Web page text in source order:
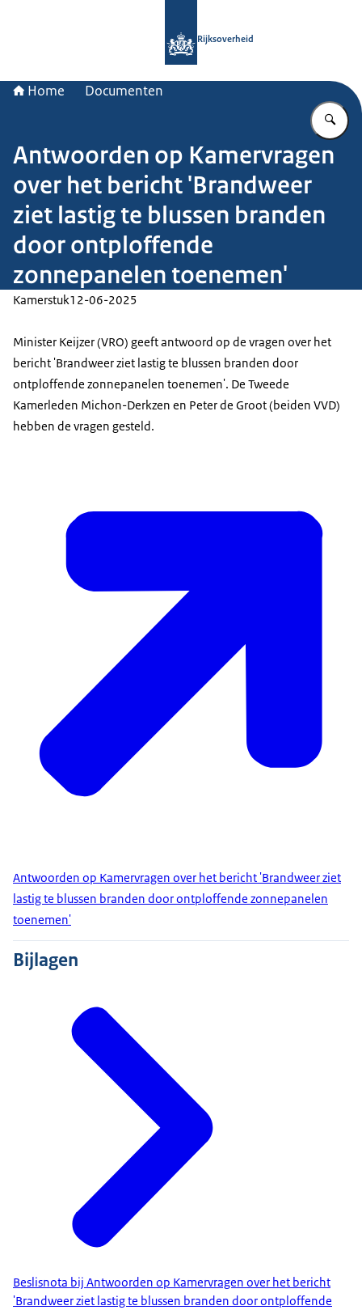
Rijksoverheid
Home Documenten
Antwoorden op Kamervragen
over het bericht 'Brandweer
ziet lastig te blussen branden
door ontploffende
zonnepanelen toenemen'
Kamerstuk12-06-2025
Minister Keijzer (VRO) geeft antwoord op de vragen over het
bericht 'Brandweer ziet lastig te blussen branden door
ontploffende zonnepanelen toenemen'. De Tweede
Kamerleden Michon-Derkzen en Peter de Groot (beiden VVD)
hebben de vragen gesteld.
Antwoorden op Kamervragen over het bericht 'Brandweer ziet
lastig te blussen branden door ontploffende zonnepanelen
toenemen'
Bijlagen
Beslisnota bij Antwoorden op Kamervragen over het bericht
'Brandweer ziet lastig te blussen branden door ontploffende